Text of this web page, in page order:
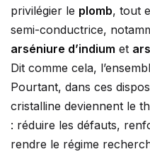
privilégier le plomb, tout
semi-conductrice,
arséniure d’indium et
Dit comme cela,
Pourtant, dans ces
cristalline deviennent le
: réduire les défauts,
rendre le régime